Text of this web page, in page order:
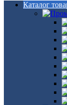
Каталог